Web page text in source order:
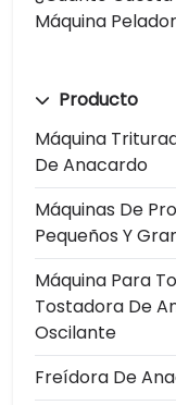
Máquina
Producto
Máquina
De Anacardo
Máquinas De
Pequeños Y
Máquina Para
Tostadora De
Oscilante
Freídora De